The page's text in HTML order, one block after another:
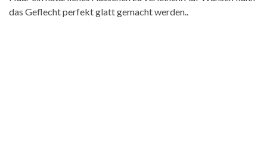
das Geflecht perfekt glatt gemacht werden..